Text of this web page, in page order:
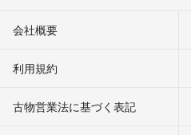
会社概要
利用規約
古物営業法に基づく表記